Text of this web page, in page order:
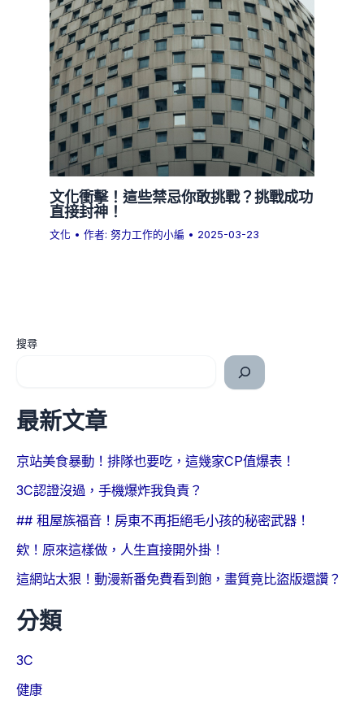
文化衝擊！這些禁忌你敢挑戰？挑戰成功
直接封神！
文化 • 作者:努力工作的小編 • 2025-03-23
搜尋
最新文章
京站美食暴動！排隊也要吃，這幾家CP值爆表！
3C認證沒過，手機爆炸我負責？
## 租屋族福音！房東不再拒絕毛小孩的秘密武器！
欸！原來這樣做，人生直接開外掛！
這網站太狠！動漫新番免費看到飽，畫質竟比盜版還讚？
分類
3C
健康